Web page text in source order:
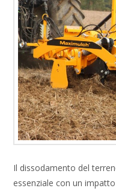
Il dissodamento del
essenziale con un